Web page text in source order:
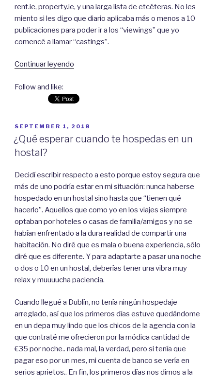
rent.ie, property.ie, y una larga lista de etcéteras. No les
miento si les digo que diario aplicaba más o menos a 10
publicaciones para poder ir a los “viewings” que yo
comencé a llamar “castings”.
Continuar leyendo
en
Follow and like:
POSTED
ON
SEPTEMBER 1, 2018
¿Qué esperar cuando te hospedas en un
hostal?
Decidí escribir respecto a esto porque estoy segura que
más de uno podría estar en mi situación: nunca haberse
hospedado en un hostal sino hasta que “tienen qué
hacerlo”. Aquellos que como yo en los viajes siempre
optaban por hoteles o casas de familia/amigos y no se
habían enfrentado a la dura realidad de compartir una
habitación. No diré que es mala o buena experiencia, sólo
diré que es diferente. Y para adaptarte a pasar una noche
o dos o 10 en un hostal, deberías tener una vibra muy
relax y muuuucha paciencia.
Cuando llegué a Dublín, no tenía ningún hospedaje
arreglado, así que los primeros días estuve quedándome
en un depa muy lindo que los chicos de la agencia con la
que contraté me ofrecieron por la módica cantidad de
€35 por noche.. nada mal, la verdad, pero si tenía que
pagar eso por un mes, mi cuenta de banco se vería en
serios aprietos.. En fin, los primeros días nos dimos a la